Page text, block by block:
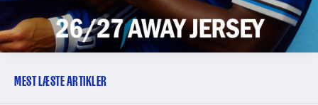
MEST LÆSTE ARTIKLER